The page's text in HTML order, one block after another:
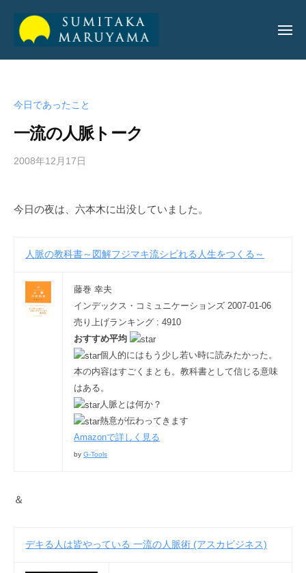
丸
孝
サ
丸
純
公
イ
今日であったこと
一流の人脈トーク
2008年12月17日
d
n
m
a
r
u
y
a
m
a
今日の夜は、六本木に出没していました。
人脈の教科書～図解フジマキ流シビれる人生をつくる～
藤巻 幸夫
インデックス・コミュニケーションズ 2007-01-06
売り上げランキング : 4910
おすすめ平均
個人的にはもう少し若い時に読みたかった。
本の内容はすごくまとも。教科書として信じる意味
はある。
人脈とは何か？
熱意が伝わってきます
Amazonで詳しく見る
byG-Tools
＆
デキる人は皆やっている 一流の人脈術 (アスカビジネス)
山
公
サ
ト